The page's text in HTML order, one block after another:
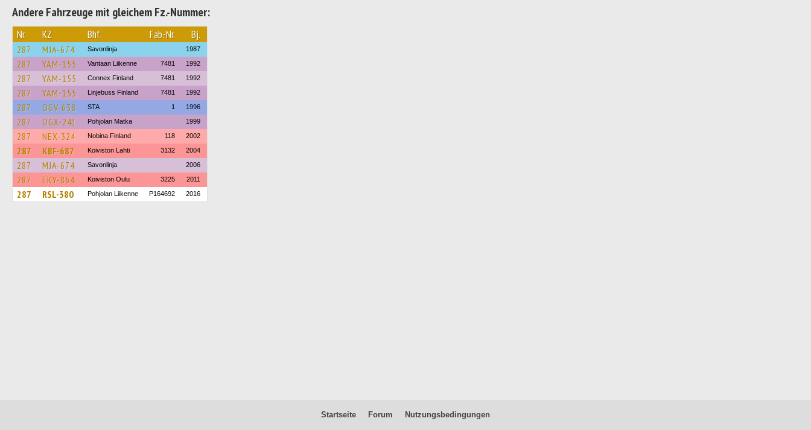
Andere Fahrzeuge mit gleichem Fz.-Nummer:
Nr. KZ Bhf. Fab.-Nr. Bj.
287 MJA-674 Savonlinja 1987
287 YAM-155 Vantaan Liikenne 7481 1992
287 YAM-155 Connex Finland 7481 1992
287 YAM-155 Linjebuss Finland 7481 1992
287 OGV-638 STA 1 1996
287 OGX-241 Pohjolan Matka 1999
287 NEX-324 Nobina Finland 118 2002
287 KBF-687 Koiviston Lahti 3132 2004
287 MJA-674 Savonlinja 2006
287 EKY-864 Koiviston Oulu 3225 2011
287 RSL-380 Pohjolan Liikenne P164692 2016
Startseite Forum Nutzungsbedingungen